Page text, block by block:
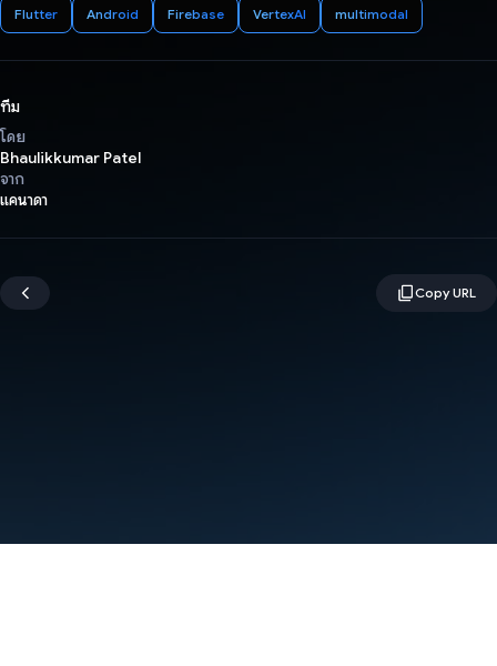
Flutter Android Firebase VertexAI multimodal
ทีม
โดย
Bhaulikkumar Patel
จาก
แคนาดา